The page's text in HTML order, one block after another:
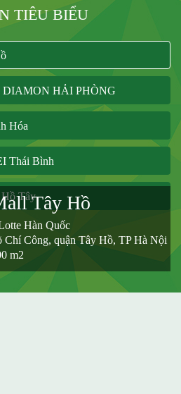
TIÊU BIỂU
DIAMON HẢI PHÒNG
Hóa
Thái Bình
TâyTây Hồ
Hàn Quốc
Công, quận Tây Hồ, TP Hà Nội
m2